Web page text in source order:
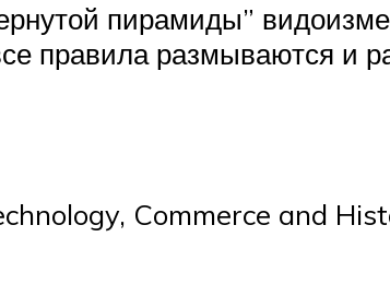
пирамиды”
правила размываются и
Commerce and